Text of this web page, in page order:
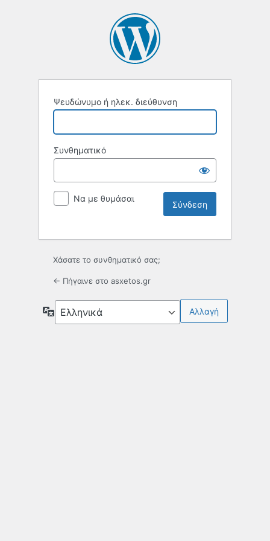
Ψευδώνυμο ή ηλεκ. διεύθυνση
Συνθηματικό
Να με θυμάσαι
Χάσατε το συνθηματικό σας;
← Πήγαινε στο asxetos.gr
Γλώσσα